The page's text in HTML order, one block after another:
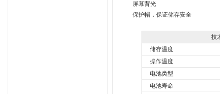
屏幕背光
保护帽，保证储存安全
技
储存温度
操作温度
电池类型
电池寿命